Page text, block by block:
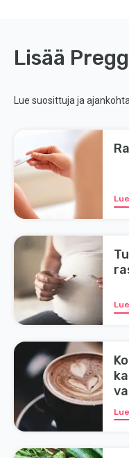
Lisää
Lue suosittuja ja